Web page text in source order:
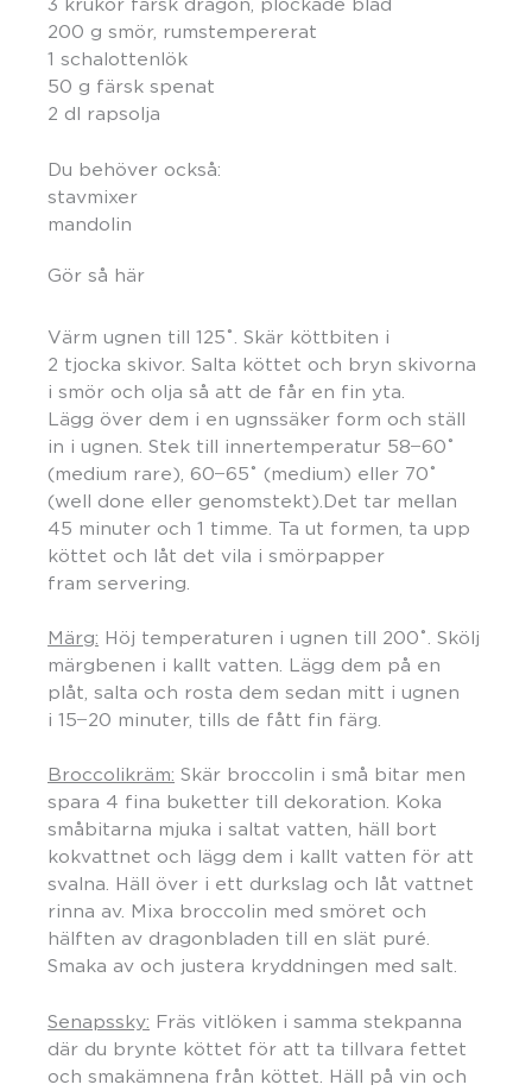
3 krukor färsk dragon, plockade blad
200 g smör, rumstempererat
1 schalottenlök
50 g färsk spenat
2 dl rapsolja
Du behöver också:
stavmixer
mandolin
Gör så här
Värm ugnen till 125˚. Skär köttbiten i
2 tjocka skivor. Salta köttet och bryn skivorna
i smör och olja så att de får en fin yta.
Lägg över dem i en ugnssäker form och ställ
in i ugnen. Stek till innertemperatur 58 ̶ 60˚
(medium rare), 60 ̶ 65˚ (medium) eller 70˚
(well done eller genomstekt).Det tar mellan
45 minuter och 1 timme. Ta ut formen, ta upp
köttet och låt det vila i smörpapper
fram servering.
Märg: Höj temperaturen i ugnen till 200˚. Skölj
märgbenen i kallt vatten. Lägg dem på en
plåt, salta och rosta dem sedan mitt i ugnen
i 15 ̶ 20 minuter, tills de fått fin färg.
Broccolikräm: Skär broccolin i små bitar men
spara 4 fina buketter till dekoration. Koka
småbitarna mjuka i saltat vatten, häll bort
kokvattnet och lägg dem i kallt vatten för att
svalna. Häll över i ett durkslag och låt vattnet
rinna av. Mixa broccolin med smöret och
hälften av dragonbladen till en slät puré.
Smaka av och justera kryddningen med salt.
Senapssky: Fräs vitlöken i samma stekpanna
där du brynte köttet för att ta tillvara fettet
och smakämnena från köttet. Häll på vin och